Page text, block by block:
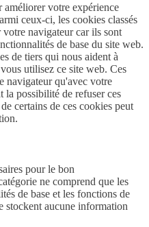
améliorer votre expérience
ceux-ci, les cookies classés
votre navigateur car ils sont
de base du site web.
de tiers qui nous aident à
utilisez ce site web. Ces
navigateur qu'avec votre
la possibilité de refuser ces
certains de ces cookies peut
pour le bon
ne comprend que les
de base et les fonctions de
stockent aucune information